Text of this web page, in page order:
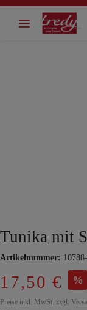
springen
Tunika mit
Artikelnummer:
17,50 € %
Preise inkl. MwSt. zzgl.